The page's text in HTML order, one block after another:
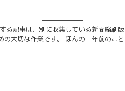
る記事は、別に収集している新聞縮刷版
大切な作業です。 ほんの一年前のこと